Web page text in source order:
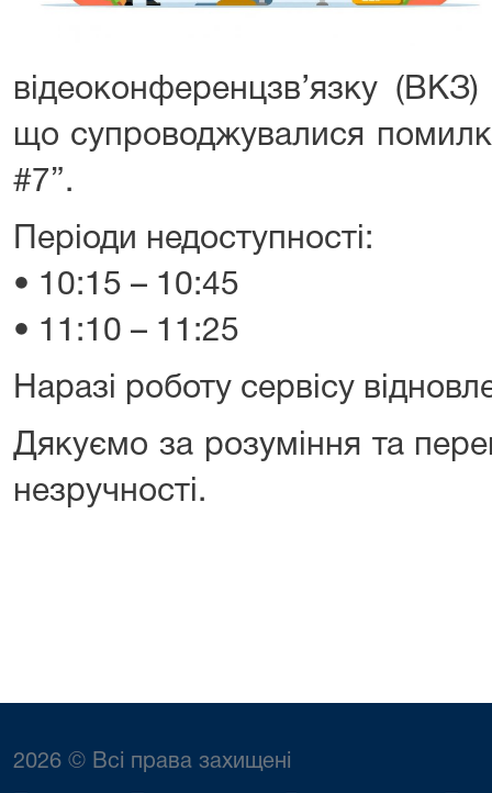
відеоконференцзв’язку
що супроводжувалися
#7”.
Періоди недоступності:
• 10:15 – 10:45
• 11:10 – 11:25
Наразі роботу сервісу
Дякуємо за розуміння та
незручності.
2026 © Всі права захищені